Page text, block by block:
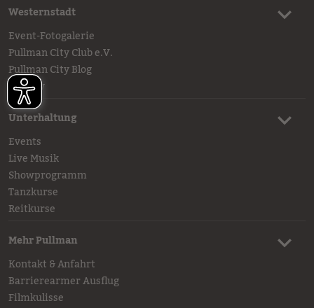
Westernstadt
Event-Fotogalerie
Pullman City Club e.V.
Pullman City Blog
History
Unterhaltung
Events
Live Musik
Showprogramm
Tanzkurse
Reitkurse
Mehr Pullman
Kontakt & Anfahrt
Barrierearmer Ausflug
Filmkulisse